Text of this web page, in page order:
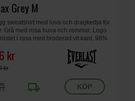
Grey M
sweatshirt med luva och dragkedja för
Grå med rosa huva och remmar. Logo
i rosa med broderad vit kant. 98%
kr
kr
local_shipping